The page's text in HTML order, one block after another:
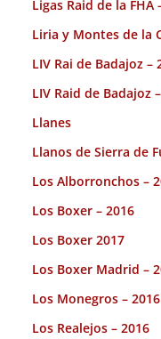
Ligas Raid de la FHA
Liria y Montes de la
LIV Rai de Badajoz –
LIV Raid de Badajoz
Llanes
Llanos de Sierra de
Los Alborronchos –
Los Boxer – 2016
Los Boxer 2017
Los Boxer Madrid –
Los Monegros – 2016
Los Realejos – 2016